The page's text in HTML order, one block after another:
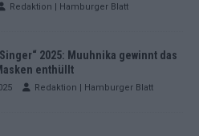
Redaktion | Hamburger Blatt
2025: Muuhnika gewinnt das
enthüllt
Redaktion | Hamburger Blatt